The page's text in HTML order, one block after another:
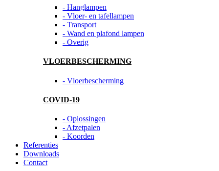
- Hanglampen
- Vloer- en tafellampen
- Transport
- Wand en plafond lampen
- Overig
VLOERBESCHERMING
- Vloerbescherming
COVID-19
- Oplossingen
- Afzetpalen
- Koorden
Referenties
Downloads
Contact